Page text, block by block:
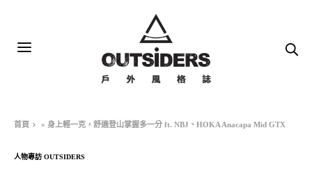
首頁 »身上輕一克，舒適登山掌握多一分 ft. NBJ、HOKA Anacapa Mid GTX
人物專訪 OUTSIDERS